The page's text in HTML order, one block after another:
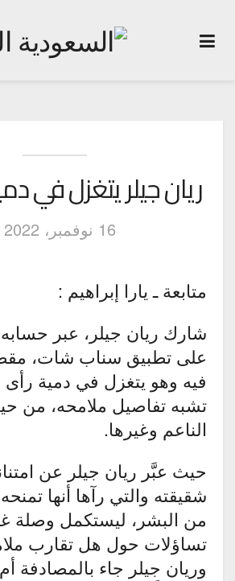
ريان جيلر يتغزل في
16 نوفمبر، 2022
متابعة ـ يارا إبراهيم :
شارك ريان جيلر، عبر
على تطبيق سناب شات،
فيه وهو يتغزل في دمية رأى
تشبه تفاصيل ملامحه، من
الناعم وغيرها.
حيث عبَّر ريان جيلر عن
شقيقته والتي رآها أنها تمنحه
من البشر، ليستكمل
تساؤلات حول هل تقارب
وريان جيلر جاء بالمصادفة